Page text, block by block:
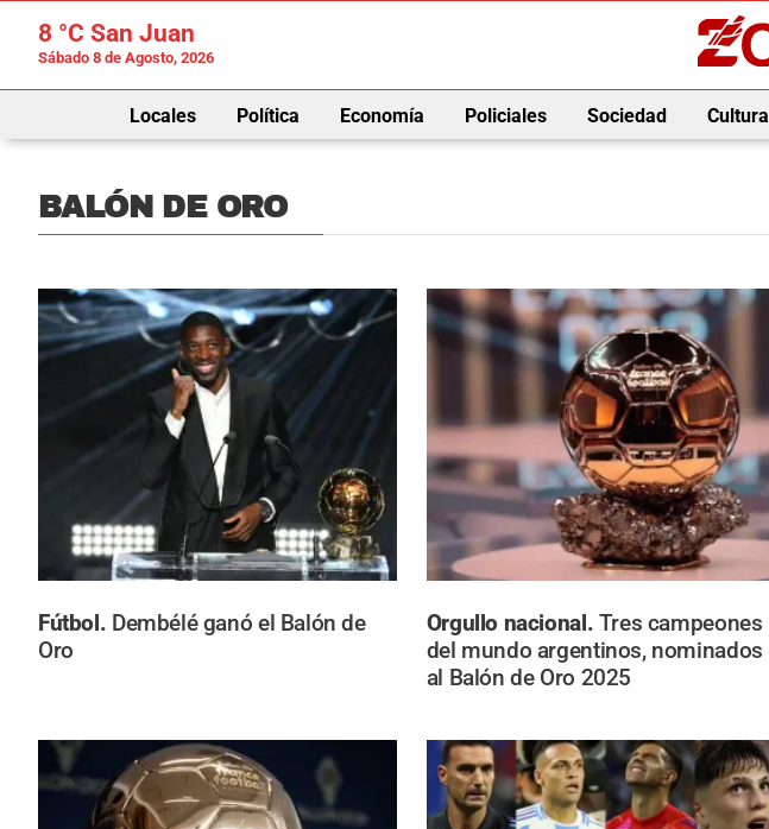
8 °C San Juan
Sábado 8 de Agosto, 2026
Locales Política Economía Policiales Sociedad Cultura
BALÓN DE ORO
Fútbol. Dembélé ganó el Balón de
Oro
Orgullo nacional. Tres campeones
del mundo argentinos, nominados
al Balón de Oro 2025